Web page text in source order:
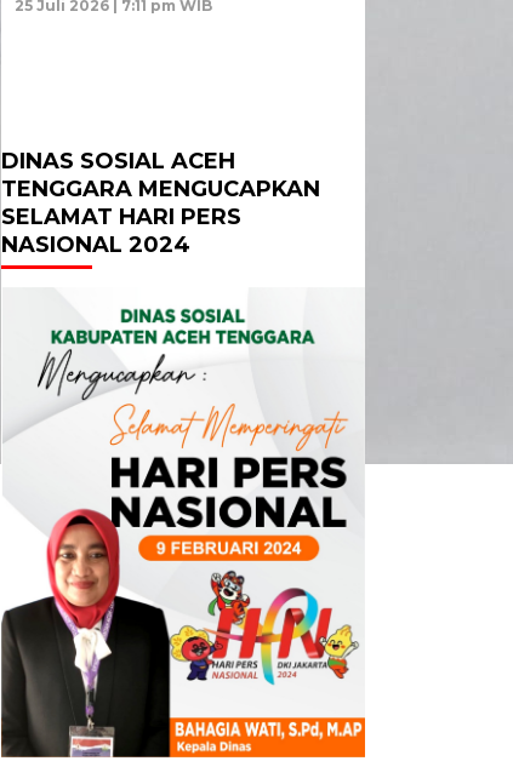
25 Juli 2026 | 7:11 pm WIB
DINAS SOSIAL ACEH
TENGGARA MENGUCAPKAN
SELAMAT HARI PERS
NASIONAL 2024